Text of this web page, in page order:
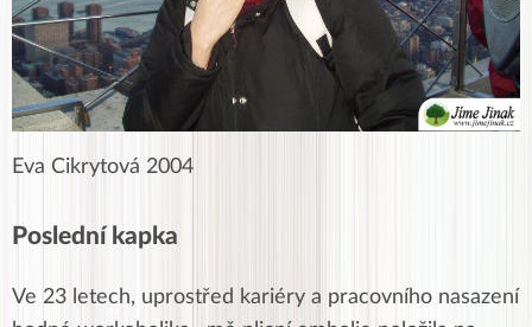
Eva Cikrytová 2004
Poslední kapka
Ve 23 letech, uprostřed kariéry a pracovního nasazení